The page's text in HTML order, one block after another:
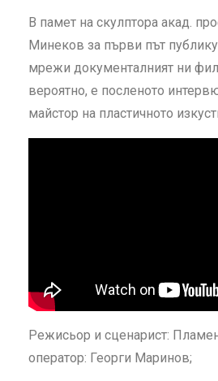
В памет на скулптора акад.
Минеков за първи път
мрежи документалният ни
вероятно, е посленото
майстор на пластичното
Режисьор и сценарист:
оператор: Георги Маринов;